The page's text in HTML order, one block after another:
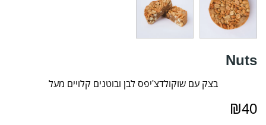
Nuts
בצק עם שוקולדצ'יפס לבן ובוטנים קלויים מעל
₪40